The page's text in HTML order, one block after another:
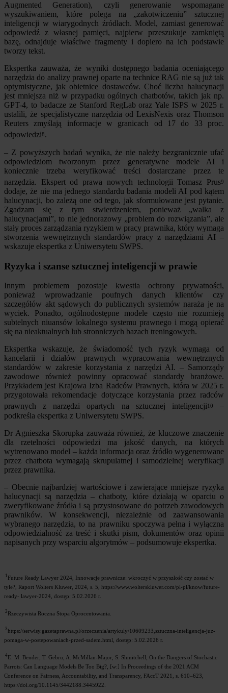
Augmented Generation), czyli generowanie wspomagane
wyszukiwaniem, które polega na „zakotwiczeniu” sztucznej
inteligencji w wiarygodnych źródłach. Model, zamiast generować
odpowiedź z własnej pamięci, najpierw przeszukuje zamkniętą
bazę, odnajduje właściwe fragmenty i dopiero na ich podstawie
tworzy tekst.
Ekspertka zauważa, że wyniki dostępnego badania oceniającego
narzędzia do analizy prawnej oparte na technice RAG nie są już tak
optymistyczne, jak obietnice dostawców. Choć liczba halucynacji
jest mniejsza niż w przypadku ogólnych chatbotów, takich jak np.
GPT-4, to badacze ze Stanford RegLab oraz Yale ISPS w 2025 r.
ustalili, że specjalistyczne narzędzia od LexisNexis oraz Thomson
Reuters zmyślają informacje w granicach od 17 do 33 proc.
odpowiedzi8.
– Z powyższych badań wynika, że nie należy bezgranicznie ufać
odpowiedziom tworzonym przez generatywne modele AI i
koniecznie trzeba weryfikować treści dostarczane przez te
narzędzia. Ekspert od prawa nowych technologii Tomasz Prus9
dodaje, że nie ma jednego standardu badania modeli AI pod kątem
halucynacji, bo zależą one od tego, jak sformułowane jest pytanie.
Zgadzam się z tym stwierdzeniem, ponieważ „walka z
halucynacjami”, to nie jednorazowy „problem do rozwiązania”, ale
stały proces zarządzania ryzykiem w pracy prawnika, który wymaga
stworzenia wewnętrznych standardów pracy z narzędziami AI –
wskazuje ekspertka z Uniwersytetu SWPS.
Ryzyka i szanse sztucznej inteligencji w prawie
Innym problemem pozostaje kwestia ochrony prywatności,
ponieważ wprowadzanie poufnych danych klientów czy
szczegółów akt sądowych do publicznych systemów naraża je na
wyciek. Ponadto, ogólnodostępne modele często nie rozumieją
subtelnych niuansów lokalnego systemu prawnego i mogą opierać
się na nieaktualnych lub stronniczych bazach treningowych.
Ekspertka wskazuje, że świadomość tych ryzyk wymaga od
kancelarii i działów prawnych wypracowania wewnętrznych
standardów w zakresie korzystania z narzędzi AI. – Samorządy
zawodowe również powinny opracować standardy branżowe.
Przykładem jest Krajowa Izba Radców Prawnych, która w 2025 r.
przygotowała rekomendacje dotyczące korzystania przez radców
prawnych z narzędzi opartych na sztucznej inteligencji10
–
podkreśla ekspertka z Uniwersytetu SWPS.
Dr Agnieszka Skorupka zauważa również, że kluczowe znaczenie
dla rzetelności odpowiedzi ma jakość danych, na których
wytrenowano model – każda informacja oraz źródło wygenerowane
przez chatbota wymagają skrupulatnej i samodzielnej weryfikacji
przez prawnika.
– Obecnie najbardziej wartościowe i zawierające mniejsze ryzyka
halucynacji są narzędzia – chatboty, które działają w oparciu o
zweryfikowane źródła i są przystosowane do potrzeb zawodowych
prawników. W konsekwencji, niezależnie od zaawansowania
wybranego narzędzia, to na prawniku spoczywa pełna i wyłączna
odpowiedzialność za treść i skutki pism, dokumentów oraz opinii
napisanych przy wsparciu algorytmów – podsumowuje ekspertka.
1 Future Ready Lawyer 2024, Innowacje prawnicze: wkroczyć w przyszłość czy zostać w
tyle?, Raport Wolters Kluwer, 2024, s. 5, https://www.wolterskluwer.com/pl-pl/know/future-
ready- lawyer-2024, dostęp: 5.02.2026 r.
2 Rzeczywista Roczna Stopa Oprocentowania.
3 https://serwisy.gazetaprawna.pl/orzeczenia/artykuly/10609233,sztuczna-inteligencja-juz-
pomaga-w-postepowaniach-przed-sadem.html, dostęp: 5.02.2026 r.
4 E. M. Bender, T. Gebru, A. McMillan-Major, S. Shmitchell, On the Dangers of Stochastic
Parrots: Can Language Models Be Too Big?, [w:] In Proceedings of the 2021 ACM
Conference on Fairness, Accountability, and Transparency, FAccT 2021, s. 610–623,
https://doi.org/10.1145/3442188.3445922.